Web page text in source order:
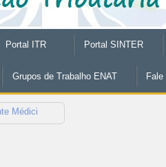
Portal ITR Portal SINTER
Grupos de Trabalho ENAT
Médici